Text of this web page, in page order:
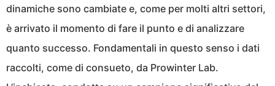
dinamiche sono cambiate e, come per molti altri settori,
è arrivato il momento di fare il punto e di analizzare
quanto successo. Fondamentali in questo senso i dati
raccolti, come di consueto, da Prowinter Lab.